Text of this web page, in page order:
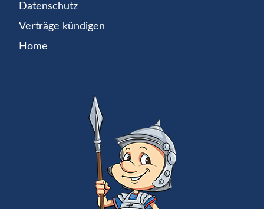
Datenschutz
Verträge kündigen
Home